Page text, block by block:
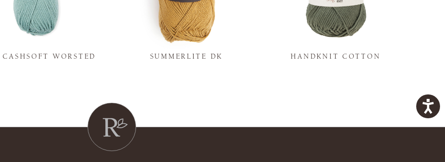
CASHSOFT WORSTED SUMMERLITE DK HANDKNIT COTTON